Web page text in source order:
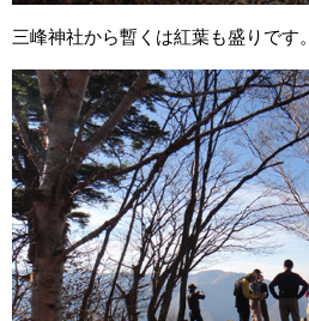
三峰神社から暫くは紅葉も盛りです。